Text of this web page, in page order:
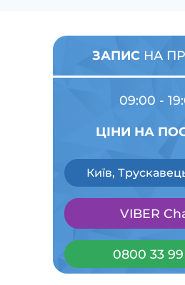
ЗАПИС НА
09:00 -
ЦІНИ НА
Київ,
VIBER
0800 33 99